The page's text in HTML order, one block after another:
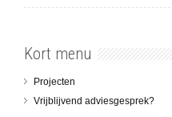
Kort menu
Projecten
Vrijblijvend adviesgesprek?